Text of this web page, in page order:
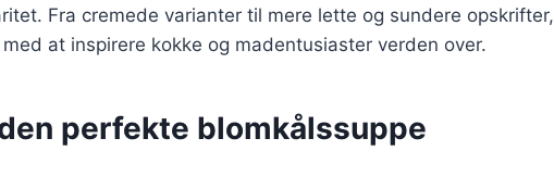
Fra cremede varianter til mere lette og sundere opskrifter,
at inspirere kokke og madentusiaster verden over.
perfekte blomkålssuppe